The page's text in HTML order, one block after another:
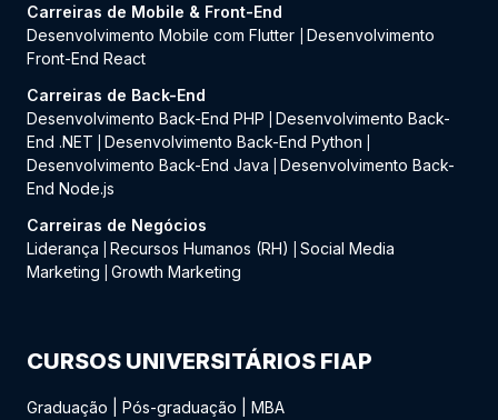
Carreiras de Mobile & Front-End
Desenvolvimento Mobile com Flutter
Desenvolvimento
Front-End React
Carreiras de Back-End
Desenvolvimento Back-End PHP
Desenvolvimento Back-
End .NET
Desenvolvimento Back-End Python
Desenvolvimento Back-End Java
Desenvolvimento Back-
End Node.js
Carreiras de Negócios
Liderança
Recursos Humanos (RH)
Social Media
Marketing
Growth Marketing
CURSOS UNIVERSITÁRIOS FIAP
Graduação Pós-graduação MBA